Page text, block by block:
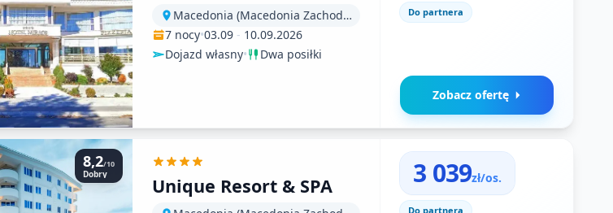
Macedonia (Macedonia Zachodnia)
7 nocy•03.09 - 10.09.2026
Dojazd własny• Dwa posiłki
Do partnera
Zobacz ofertę
8,2/10
Dobry Unique Resort & SPA 3 039zł/os.
Do partnera